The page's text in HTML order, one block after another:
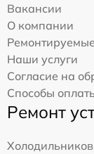
Вакансии
О компании
Наши услуги
Согласие на
Способы
Ремонт
Холодильников